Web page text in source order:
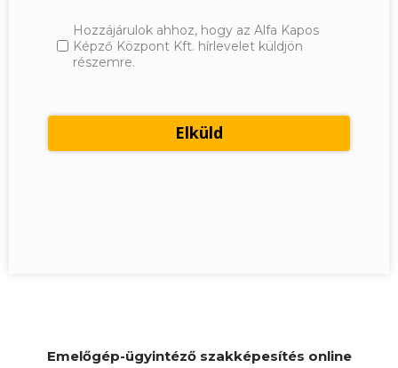
Hozzájárulok ahhoz, hogy az Alfa Kapos
Képző Központ Kft. hírlevelet küldjön
részemre.
Emelőgép-ügyintéző szakképesítés online